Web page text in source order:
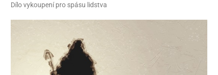
Dílo vykoupení pro spásu lidstva